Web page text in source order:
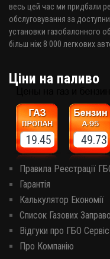
весь цей час ми придбали
обслуговування за
установки газобалонного
більш ніж 8 000 легкових
Ціни на паливо
19.45 49.73
Правила Реєстрації
Гарантія
Калькулятор Економії
Список Газових
Відгуки про ГБО Сервіс
Про Компанію